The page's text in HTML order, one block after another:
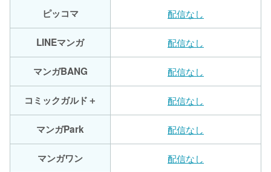
ピッコマ 配信なし
LINEマンガ 配信なし
マンガBANG 配信なし
コミックガルド＋ 配信なし
マンガPark 配信なし
マンガワン 配信なし